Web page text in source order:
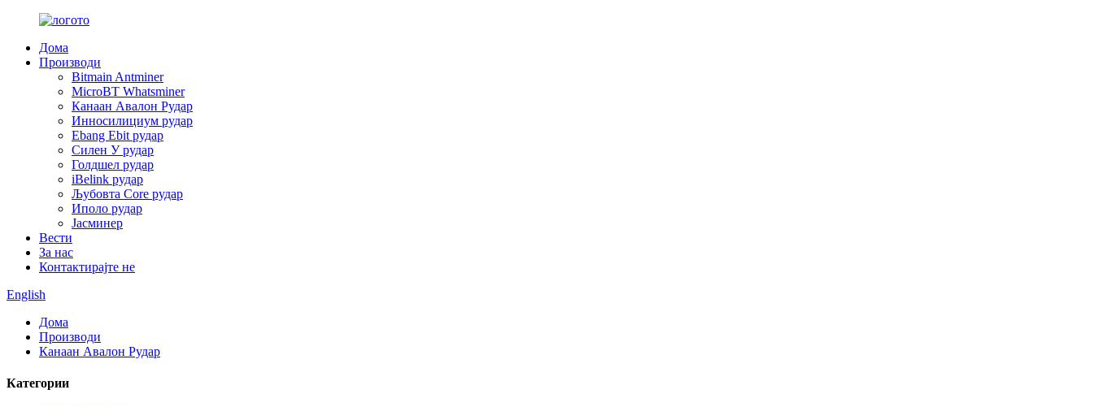
Дома
Производи
Bitmain Antminer
MicroBT Whatsminer
Канаан Авалон Рудар
Инносилициум рудар
Ebang Ebit рудар
Силен У рудар
Голдшел рудар
iBelink рудар
Љубовта Core рудар
Иполо рудар
Јасминер
Вести
За нас
Контактирајте не
English
Дома
Производи
Канаан Авалон Рудар
Категории